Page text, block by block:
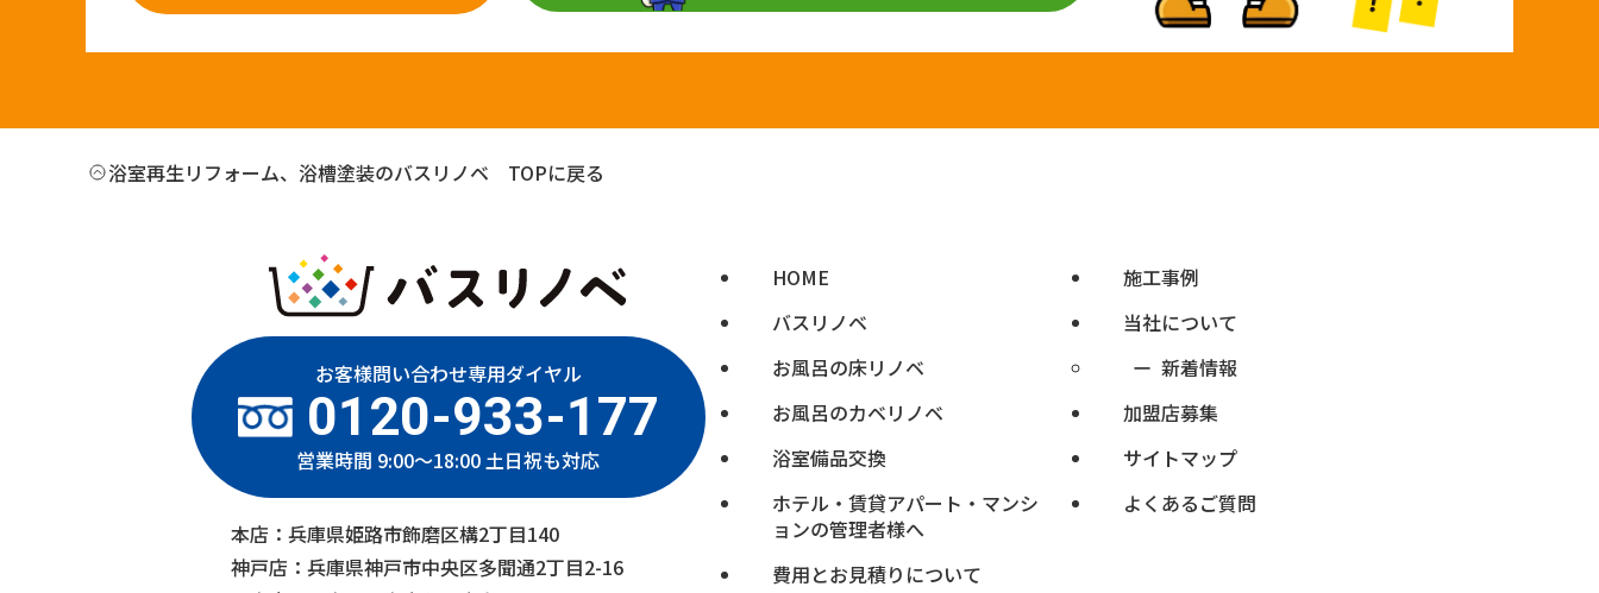
浴室再生リフォーム、浴槽塗装のバスリノベ TOPに戻る
お客様問い合わせ専用ダイヤル
0120-933-177
営業時間 9:00～18:00 土日祝も対応
本店：兵庫県姫路市飾磨区構2丁目140
神戸店：兵庫県神戸市中央区多聞通2丁目2-16
HOME
バスリノベ
お風呂の床リノベ
お風呂のカベリノベ
浴室備品交換
ホテル・賃貸アパート・マンシ
ョンの管理者様へ
費用とお見積りについて
施工事例
当社について
新着情報
加盟店募集
サイトマップ
よくあるご質問